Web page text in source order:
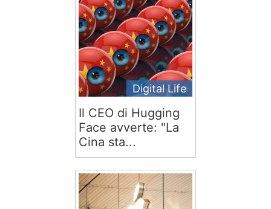
Digital Life
Il CEO di Hugging
Face avverte: "La
Cina sta...